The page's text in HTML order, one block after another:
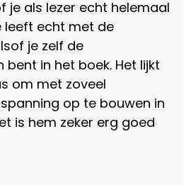
je als lezer echt helemaal
leeft echt met de
je zelf de
in het boek. Het lijkt
om met zoveel
op te bouwen in
is hem zeker erg goed